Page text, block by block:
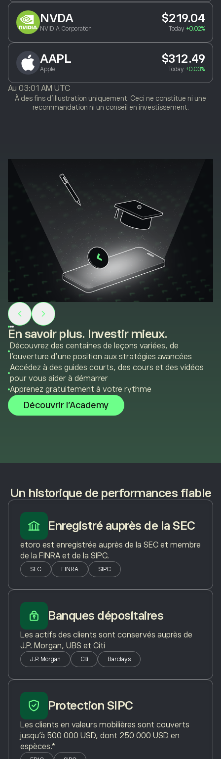
NVDA
NVIDIA Corporation
$219.04
Today +0.02%
AAPL
Apple
$312.49
Today +0.03%
Au 03:01 AM UTC
À des fins d’illustration uniquement. Ceci ne constitue ni une
recommandation ni un conseil en investissement.
En savoir plus. Investir mieux.
Découvrez des centaines de leçons variées, de
l’ouverture d’une position aux stratégies avancées
Accédez à des guides courts, des cours et des vidéos
pour vous aider à démarrer
Apprenez gratuitement à votre rythme
Découvrir l’Academy
Un historique de performances fiable
Enregistré auprès de la SEC
etoro est enregistrée auprès de la SEC et membre
de la FINRA et de la SIPC.
SEC FINRA SIPC
Banques dépositaires
Les actifs des clients sont conservés auprès de
J.P. Morgan, UBS et Citi
J.P. Morgan Citi Barclays
Protection SIPC
Les clients en valeurs mobilières sont couverts
jusqu’à 500 000 USD, dont 250 000 USD en
espèces.*